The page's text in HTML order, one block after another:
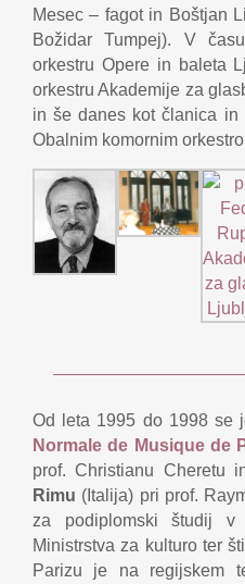
Mesec – fagot in Boštjan
Božidar Tumpej). V
orkestru Opere in baleta
orkestru Akademije za
in še danes kot članica in
Obalnim komornim
Od leta 1995 do 1998 se
Normale de Musique de
prof. Christianu Cheretu
Rimu (Italija) pri prof.
za podiplomski študij v
Ministrstva za kulturo ter
Parizu je na regijskem